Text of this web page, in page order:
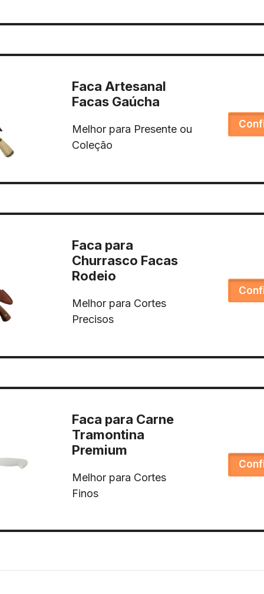
Faca Artesanal
Facas Gaúcha
Melhor para Presente ou
Coleção
Faca para
Churrasco Facas
Rodeio
Melhor para Cortes
Precisos
Faca para Carne
Tramontina
Premium
Melhor para Cortes
Finos